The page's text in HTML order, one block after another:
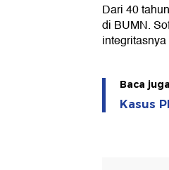
Dari 40
di BUMN.
Baca
Kasus